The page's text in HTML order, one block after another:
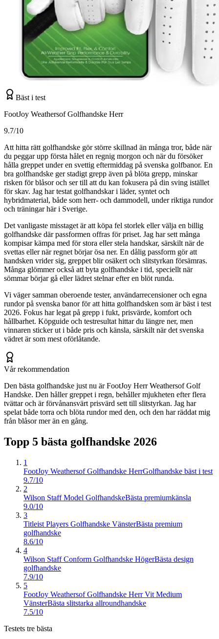
Bäst i test
FootJoy Weathersof Golfhandske Herr
9.7/10
Att hitta rätt golfhandske gör större skillnad än många tror, både när
du peggar upp första hålet en regnig morgon och när du försöker
hålla greppet under en svettig eftermiddag på svenska golfbanor. En
bra golfhandske ger stadigt grepp även på blöta grepp, minskar
risken för blåsor och ser till att du kan fokusera på din sving istället
för skav. Jag har testat golfhandskar i läder, syntet och
hybridmaterial, både som herr- och dammodell, under riktiga rundor
och träningar här i Sverige.
Det vanligaste misstaget är att köpa fel storlek eller välja en billig
golfhandske där passformen offras för priset. Jag har sett många
kompisar kämpa med för stora eller stela handskar, särskilt när de
svettas eller när regnet börjar ösa ner. En dålig passform gör att
handsken vrider sig, greppet blir osäkert och slitstyrkan försämras.
Många glömmer också att byta golfhandske i tid, speciellt när
sömmar börjar gå eller lädret stelnar efter en blöt runda.
Vi väger samman oberoende tester, användarrecensioner och egna
rundor på svenska banor för att hitta golfhandsken som är bäst i test
2026. Fokus har legat på grepp i fukt, prisvärde, komfort och
hållbarhet. Köpguide och testresultat hittar du längre ner, men
vinnaren sticker ut i både pris och känsla, särskilt när det svenska
vädret är som mest oförlåtande.
Vår rekommendation
Den bästa golfhandske just nu är FootJoy Herr Weathersof Golf
Handske. Den håller greppet i regn, behåller mjukheten efter flera
tvättar och är förvånansvärt prisvärd sett till slitstyrkan. Jag har
spelat både torra och blöta rundor med den, och den har räddat mig
från blåsor mer än en gång.
Topp 5 bästa golfhandske 2026
1
FootJoy Weathersof Golfhandske HerrGolfhandske bäst i test
9.7/10
2
Wilson Staff Model GolfhandskeBästa premiumkänsla
9.0/10
3
Titleist Players Golfhandske VänsterBästa premium
golfhandske
8.6/10
4
Wilson Staff Conform Golfhandske HögerBästa design
golfhandske
7.9/10
5
FootJoy Weathersof Golfhandske Herr Vit Medium
VänsterBästa slitstarka allroundhandske
7.5/10
Testets tre bästa